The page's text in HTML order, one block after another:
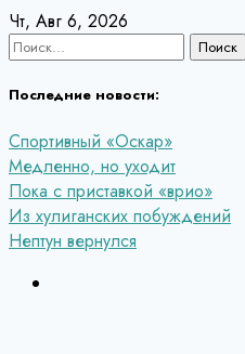
Перейти
к
Чт, Авг 6, 2026
Найти:
Последние новости:
Спортивный «Оскар»
Медленно, но уходит
Пока с приставкой «врио»
Из хулиганских побуждений
Нептун вернулся